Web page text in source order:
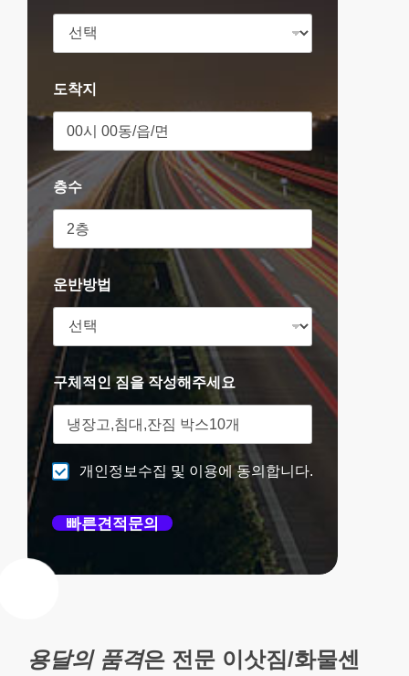
도착지
층수
운반방법
구체적인 짐을 작성해주세요
개인정보수집 및 이용에 동의합니다.
빠른견적문의
용달의 품격은 전문 이삿짐/화물센